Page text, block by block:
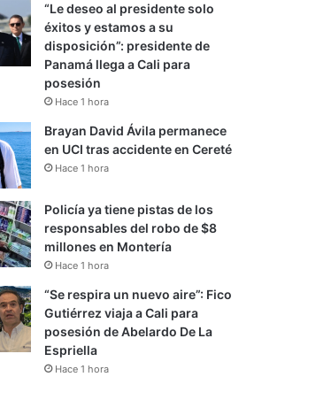
“Le deseo al presidente solo
éxitos y estamos a su
disposición”: presidente de
Panamá llega a Cali para
posesión
Hace 1 hora
Brayan David Ávila permanece
en UCI tras accidente en Cereté
Hace 1 hora
Policía ya tiene pistas de los
responsables del robo de $8
millones en Montería
Hace 1 hora
“Se respira un nuevo aire”: Fico
Gutiérrez viaja a Cali para
posesión de Abelardo De La
Espriella
Hace 1 hora